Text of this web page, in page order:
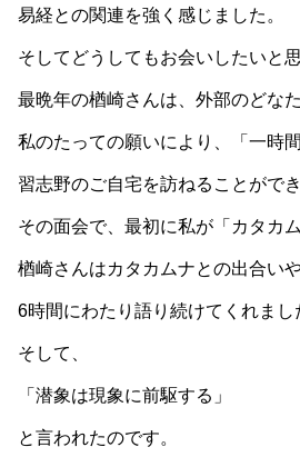
易経との関連を強く感じました。
そしてどうしてもお会いしたいと
最晩年の楢崎さんは、外部のどな
私のたっての願いにより、「一時
習志野のご自宅を訪ねることができ
その面会で、最初に私が「カタカ
楢崎さんはカタカムナとの出合い
6時間にわたり語り続けてくれまし
そして、
「潜象は現象に前駆する」
と言われたのです。